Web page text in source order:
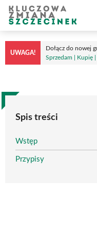
Przejdź
treści
UWAGA!
Dołącz do nowej
Sprzedam | Kupię
Spis treści
Wstęp
Przypisy